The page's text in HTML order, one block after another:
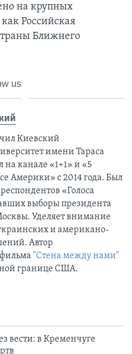
на крупных
Российская
Ближнего
us
Киевский
имени Тараса
на канале «1+1» и «5
Америки» с 2014 года. Был
«Голоса
выборы президента
Уделяет внимание
и американо-
Автор
"Стена между нами"
границе США.
вести: в Кременчуге